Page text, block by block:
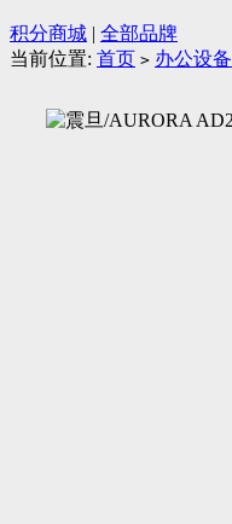
积分商城 | 全部品牌
当前位置: 首页 > 办公设备